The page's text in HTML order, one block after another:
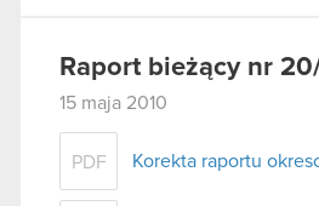
Raport bieżący nr
15 maja 2010
PDF Korekta raportu